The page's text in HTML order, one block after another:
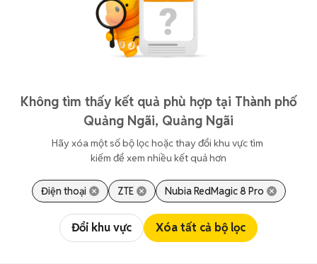
Không tìm thấy kết quả phù hợp tại Thành phố
Quảng Ngãi, Quảng Ngãi
Hãy xóa một số bộ lọc hoặc thay đổi khu vực tìm
kiếm để xem nhiều kết quả hơn
Điện thoại ZTE Nubia RedMagic 8 Pro
Đổi khu vực Xóa tất cả bộ lọc